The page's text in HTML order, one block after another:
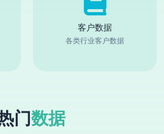
客户数据
各类行业客户数据
门数据